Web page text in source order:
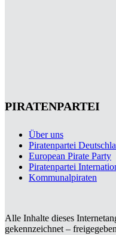
PIRATENPARTEI
Über uns
Piratenpartei
European Pirate Party
Piratenpartei
Kommunalpiraten
Alle Inhalte dieses
gekennzeichnet –